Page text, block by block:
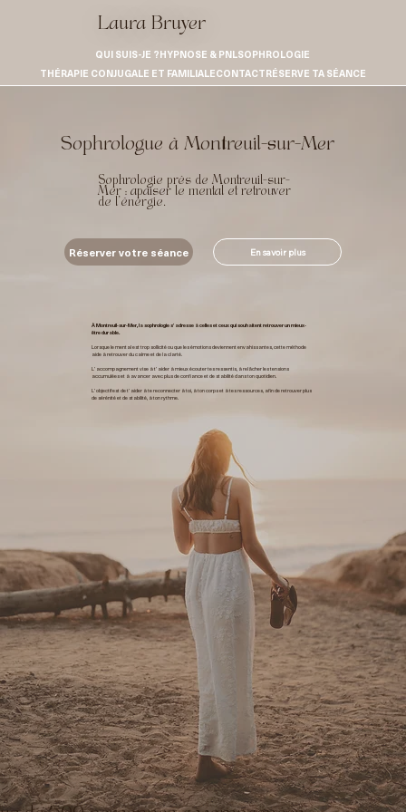
QUI SUIS-JE ?HYPNOSE & PNLSOPHROLOGIE
THÉRAPIE CONJUGALE ET FAMILIALECONTACTRÉSERVE TA SÉANCE
Laura Bruyer
Sophrologue à Montreuil-sur-Mer
Sophrologie près de Montreuil-sur-
Mer : apaiser le mental et retrouver
de l’énergie.
Réserver votre séance En savoir plus
À Montreuil-sur-Mer, la sophrologie s’adresse à celles et ceux qui souhaitent retrouver un mieux-
être durable.
Lorsque le mental est trop sollicité ou que les émotions deviennent envahissantes, cette méthode
aide à retrouver du calme et de la clarté.
L’accompagnement vise à t’aider à mieux écouter tes ressentis, à relâcher les tensions
accumulées et à avancer avec plus de confiance et de stabilité dans ton quotidien.
L’objectif est de t’aider à te reconnecter à toi, à ton corps et à tes ressources, afin de retrouver plus
de sérénité et de stabilité, à ton rythme.